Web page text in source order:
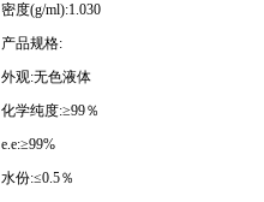
密度(g/ml):1.030
产品规格:
外观:无色液体
化学纯度:≥99％
e.e:≥99%
水份:≤0.5％